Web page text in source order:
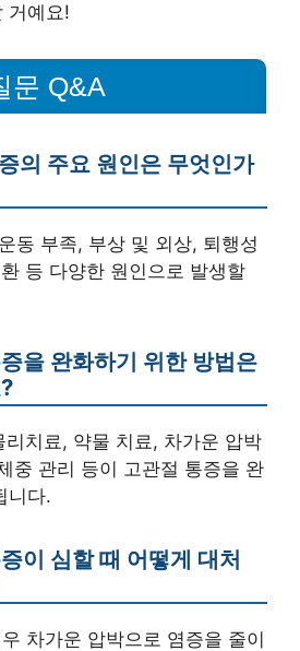
거예요!
문 Q&A
의 주요 원인은 무엇인가
동 부족, 부상 및 외상, 퇴행성
등 다양한 원인으로 발생할
을 완화하기 위한 방법은
치료, 약물 치료, 차가운 압박
중 관리 등이 고관절 통증을 완
니다.
이 심할 때 어떻게 대처
차가운 압박으로 염증을 줄이